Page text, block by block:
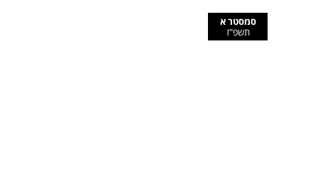
סמסטר א
תשפ"ז